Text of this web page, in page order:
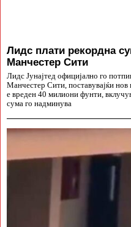
Лидс плати рекордна
Манчестер Сити
Лидс Јунајтед официјално го
Манчестер Сити, поставувајќи нов
е вреден 40 милиони фунти,
сума го надминува